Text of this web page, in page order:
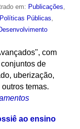
em: Publicações
Políticas Públicas
com
de
uberização,
temas.
ao ensino